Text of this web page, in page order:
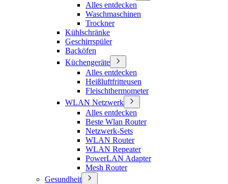
Alles entdecken
Waschmaschinen
Trockner
Kühlschränke
Geschirrspüler
Backöfen
Küchengeräte
Alles entdecken
Heißluftfritteusen
Fleischthermometer
WLAN Netzwerk
Alles entdecken
Beste Wlan Router
Netzwerk-Sets
WLAN Router
WLAN Repeater
PowerLAN Adapter
Mesh Router
Gesundheit